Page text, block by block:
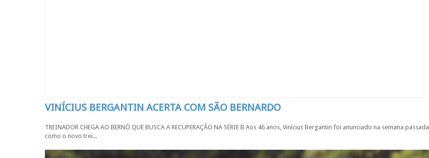
VINÍCIUS BERGANTIN ACERTA COM SÃO BERNARDO
TREINADOR CHEGA AO BERNÔ QUE BUSCA A RECUPERAÇÃO NA SÉRIE B Aos 46 anos, Vinícius Bergantin foi anunciado na semana passada
como o novo trei...